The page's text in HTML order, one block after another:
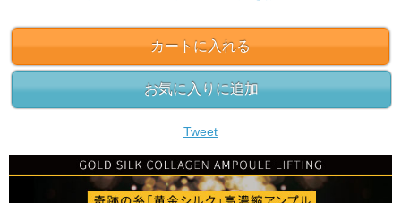
カートに入れる
お気に入りに追加
Tweet